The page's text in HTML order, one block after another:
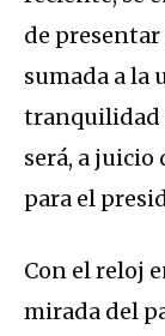
de
sumada a
tranquilidad
será, a juicio
para el
Con el reloj
mirada del